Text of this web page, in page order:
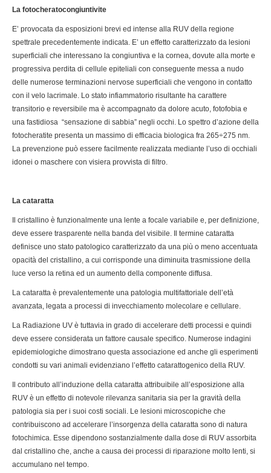
La fotocheratocongiuntivite
E’ provocata da esposizioni brevi ed intense alla RUV della regione
spettrale precedentemente indicata. E’ un effetto caratterizzato da lesioni
superficiali che interessano la congiuntiva e la cornea, dovute alla morte e
progressiva perdita di cellule epiteliali con conseguente messa a nudo
delle numerose terminazioni nervose superficiali che vengono in contatto
con il velo lacrimale. Lo stato infiammatorio risultante ha carattere
transitorio e reversibile ma è accompagnato da dolore acuto, fotofobia e
una fastidiosa “sensazione di sabbia” negli occhi. Lo spettro d’azione della
fotocheratite presenta un massimo di efficacia biologica fra 265÷275 nm.
La prevenzione può essere facilmente realizzata mediante l’uso di occhiali
idonei o maschere con visiera provvista di filtro.
La cataratta
Il cristallino è funzionalmente una lente a focale variabile e, per definizione,
deve essere trasparente nella banda del visibile. Il termine cataratta
definisce uno stato patologico caratterizzato da una più o meno accentuata
opacità del cristallino, a cui corrisponde una diminuita trasmissione della
luce verso la retina ed un aumento della componente diffusa.
La cataratta è prevalentemente una patologia multifattoriale dell’età
avanzata, legata a processi di invecchiamento molecolare e cellulare.
La Radiazione UV è tuttavia in grado di accelerare detti processi e quindi
deve essere considerata un fattore causale specifico. Numerose indagini
epidemiologiche dimostrano questa associazione ed anche gli esperimenti
condotti su vari animali evidenziano l’effetto catarattogenico della RUV.
Il contributo all’induzione della cataratta attribuibile all’esposizione alla
RUV è un effetto di notevole rilevanza sanitaria sia per la gravità della
patologia sia per i suoi costi sociali. Le lesioni microscopiche che
contribuiscono ad accelerare l’insorgenza della cataratta sono di natura
fotochimica. Esse dipendono sostanzialmente dalla dose di RUV assorbita
dal cristallino che, anche a causa dei processi di riparazione molto lenti, si
accumulano nel tempo.